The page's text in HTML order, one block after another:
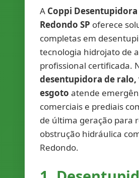
A Coppi Desentupidora
Redondo SP oferece
completas em
tecnologia hidrojato de
profissional certificada.
desentupidora de ralo,
esgoto atende
comerciais e prediais
de última geração para
obstrução hidráulica
Redondo.